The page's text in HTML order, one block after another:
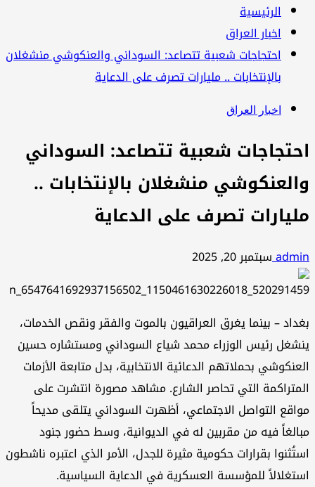
الرئيسية
اخبار العراق
احتجاجات شعبية تتصاعد: السوداني والعنكوشي منشغلان
بالإنتخابات .. مليارات تصرف على الدعاية
اخبار العراق
احتجاجات شعبية تتصاعد: السوداني
والعنكوشي منشغلان بالإنتخابات ..
مليارات تصرف على الدعاية
adminسبتمبر 20, 2025
بغداد – بينما يغرق العراقيون بالموت والفقر ونقص الخدمات،
ينشغل رئيس الوزراء محمد شياع السوداني ومستشاره حسين
العنكوشي بحملاتهم الدعائية الانتخابية، بدل متابعة الأزمات
المتراكمة التي تحاصر الشارع. مشاهد مصورة انتشرت على
مواقع التواصل الاجتماعي، أظهرت السوداني يتلقى مديحاً
مبالغاً فيه من مقربين له في الديوانية، وسط حضور جنود
استُثنوا بقرارات حكومية مثيرة للجدل، الأمر الذي اعتبره ناشطون
استغلالاً للمؤسسة العسكرية في الدعاية السياسية.